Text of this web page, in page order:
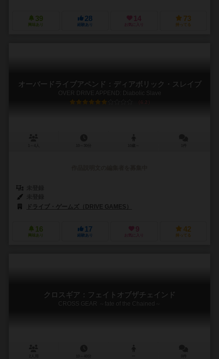
39
興味あり
28
経験あり
14
お気に入り
73
持ってる
オーバードライブアペンド：ディアボリック・スレイブ
OVER DRIVE APPEND: Diabolic Slave
6.2
ドライブ・ゲームズ（DRIVE GAMES）
16
興味あり
17
経験あり
9
お気に入り
42
持ってる
クロスギア：フェイトオブザチェインド
CROSS GEAR ～fate of the Chained～